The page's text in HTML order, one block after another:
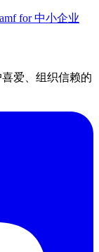
for 中小企业
爱、组织信赖的